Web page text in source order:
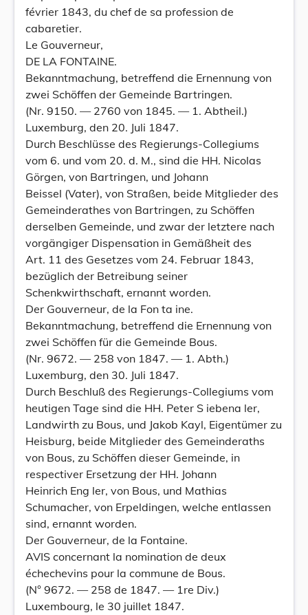
février 1843, du chef de sa profession de
cabaretier.
Le Gouverneur,
DE LA FONTAINE.
Bekanntmachung, betreffend die Ernennung von
zwei Schöffen der Gemeinde Bartringen.
(Nr. 9150. — 2760 von 1845. — 1. Abtheil.)
Luxemburg, den 20. Juli 1847.
Durch Beschlüsse des Regierungs-Collegiums
vom 6. und vom 20. d. M., sind die HH. Nicolas
Görgen, von Bartringen, und Johann
Beissel (Vater), von Straßen, beide Mitglieder des
Gemeinderathes von Bartringen, zu Schöffen
derselben Gemeinde, und zwar der letztere nach
vorgängiger Dispensation in Gemäßheit des
Art. 11 des Gesetzes vom 24. Februar 1843,
bezüglich der Betreibung seiner
Schenkwirthschaft, ernannt worden.
Der Gouverneur, de la Fon ta ine.
Bekanntmachung, betreffend die Ernennung von
zwei Schöffen für die Gemeinde Bous.
(Nr. 9672. — 258 von 1847. — 1. Abth.)
Luxemburg, den 30. Juli 1847.
Durch Beschluß des Regierungs-Collegiums vom
heutigen Tage sind die HH. Peter S iebena ler,
Landwirth zu Bous, und Jakob Kayl, Eigentümer zu
Heisburg, beide Mitglieder des Gemeinderaths
von Bous, zu Schöffen dieser Gemeinde, in
respectiver Ersetzung der HH. Johann
Heinrich Eng ler, von Bous, und Mathias
Schumacher, von Erpeldingen, welche entlassen
sind, ernannt worden.
Der Gouverneur, de la Fontaine.
AVIS concernant la nomination de deux
échechevins pour la commune de Bous.
(N° 9672. — 258 de 1847. — 1re Div.)
Luxembourg, le 30 juillet 1847.